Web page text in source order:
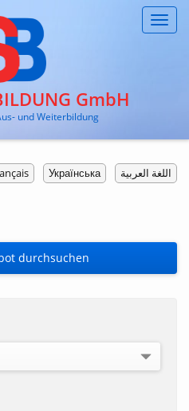
GmbH
und Weiterbildung
اللغة العربية Українська
durchsuchen